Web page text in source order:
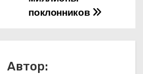
поклонников
Автор: